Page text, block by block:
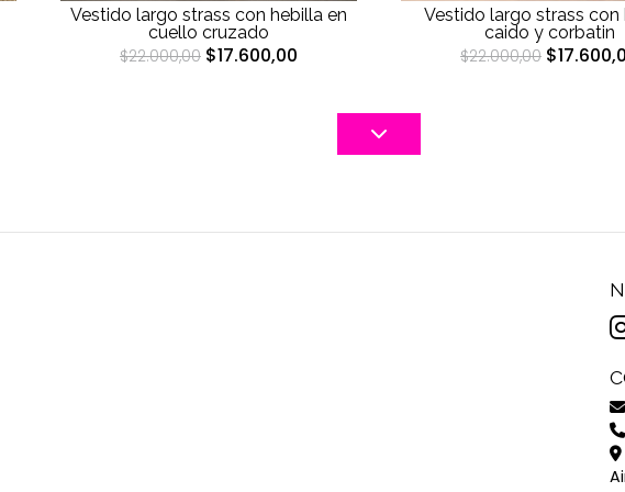
Vestido largo strass con hebilla en
cuello cruzado
$22.000,00 $17.600,00
Vestido largo strass con
caido y corbatin
$22.000,00